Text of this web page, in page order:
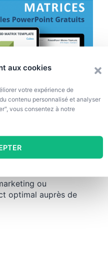
aux cookies
votre expérience de
contenu personnalisé et analyser
vous consentez à notre
ou
optimal auprès de